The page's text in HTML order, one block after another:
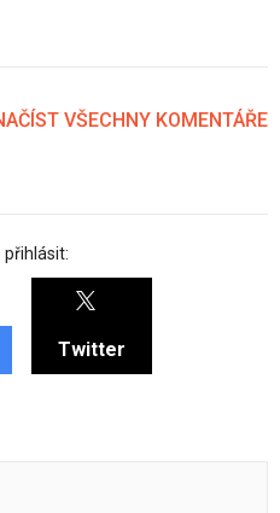
VŠECHNY KOMENTÁŘE
přihlásit:
Twitter